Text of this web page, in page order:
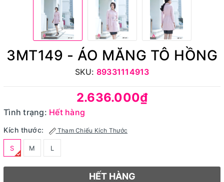
3MT149 - ÁO MĂNG TÔ HỒNG
SKU: 89331114913
2.636.000₫
Tình trạng: Hết hàng
Kích thước: Tham Chiếu Kích Thước
S M L
HẾT HÀNG